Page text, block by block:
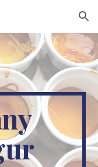
Skip to navigation